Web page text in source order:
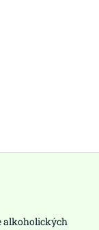
alkoholických